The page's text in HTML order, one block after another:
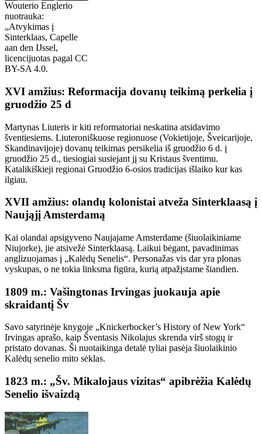
Wouterio Englerio
nuotrauka:
„Atvykimas į
Sinterklaas, Capelle
aan den IJssel,
licencijuotas pagal CC
BY-SA 4.0.
XVI amžius: Reformacija dovanų teikimą perkelia į
gruodžio 25 d
Martynas Liuteris ir kiti reformatoriai neskatina atsidavimo
šventiesiems. Liuteroniškuose regionuose (Vokietijoje, Šveicarijoje,
Skandinavijoje) dovanų teikimas persikelia iš gruodžio 6 d. į
gruodžio 25 d., tiesiogiai susiejant jį su Kristaus šventimu.
Katalikiškieji regionai Gruodžio 6-osios tradicijas išlaiko kur kas
ilgiau.
XVII amžius: olandų kolonistai atveža Sinterklaasą į
Naująjį Amsterdamą
Kai olandai apsigyveno Naujajame Amsterdame (šiuolaikiniame
Niujorke), jie atsivežė Sinterklaasą. Laikui bėgant, pavadinimas
anglizuojamas į „Kalėdų Senelis“. Personažas vis dar yra plonas
vyskupas, o ne tokia linksma figūra, kurią atpažįstame šiandien.
1809 m.: Vašingtonas Irvingas juokauja apie
skraidantį Šv
Savo satyrinėje knygoje „Knickerbocker’s History of New York“
Irvingas aprašo, kaip Šventasis Nikolajus skrenda virš stogų ir
pristato dovanas. Ši nuotaikinga detalė tyliai pasėja šiuolaikinio
Kalėdų senelio mito sėklas.
1823 m.: „Šv. Mikalojaus vizitas“ apibrėžia Kalėdų
Senelio išvaizdą